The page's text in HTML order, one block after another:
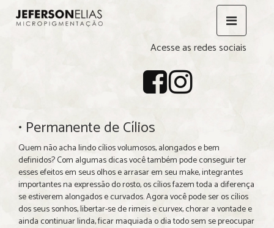
Acesse as redes sociais
• Permanente de Cílios
Quem não acha lindo cílios volumosos, alongados e bem
definidos? Com algumas dicas você também pode conseguir ter
esses efeitos em seus olhos e arrasar em seu make, integrantes
importantes na expressão do rosto, os cílios fazem toda a diferença
se estiverem alongados e curvados. Agora você pode ser os cílios
dos seus sonhos, libertar-se de rimeis e curvex, chorar a vontade e
ainda continuar linda, ficar maquiada o dia todo sem se preocupar